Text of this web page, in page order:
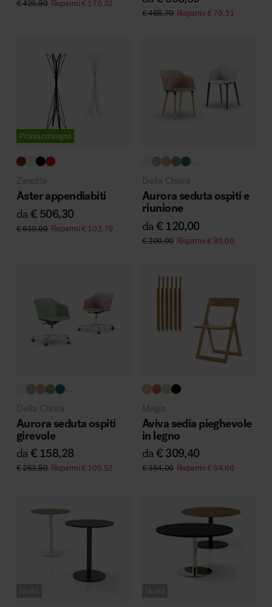
€425,80 Risparmi€170,32
€468,70 Risparmi€70,31
Pronta consegna
Zanotta
Aster appendiabiti
da€ 506,30
€610,00 Risparmi€103,70
Della Chiara
Aurora seduta ospiti e
riunione
da€ 120,00
€200,00 Risparmi€80,00
...
Della Chiara
Aurora seduta ospiti
girevole
da€ 158,28
€263,80 Risparmi€105,52
Magis
Aviva sedia pieghevole
in legno
da€ 309,40
€364,00 Risparmi€54,60